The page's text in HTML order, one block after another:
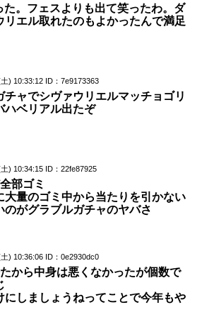
。フェスよりも出て笑ったわ。ダ
リエル取れたのもよかったんで満足
) 10:33:12 ID：7e9173363
ャでシヴァウリエルマッチョゴリ
ハベリアル出たぞ
) 10:34:15 ID：22fe87925
部ゴミ
大量のゴミ中から当たりを引かない
のがグラブルガチャのヤバさ
) 10:36:06 ID：0e2930dc0
から中身は悪くなかったが個数で
にしましょうねってことで今年もや